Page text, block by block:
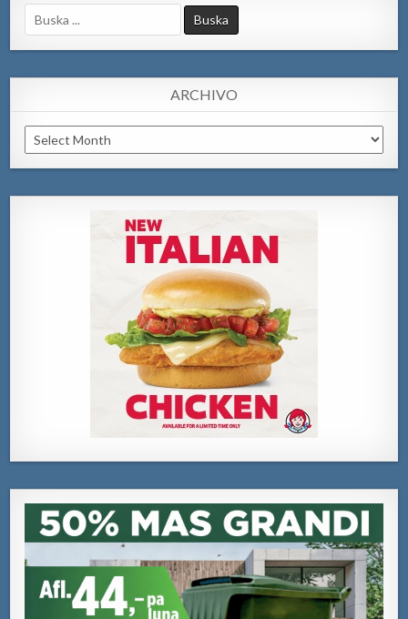
Search
for:
ARCHIVO
Archivo